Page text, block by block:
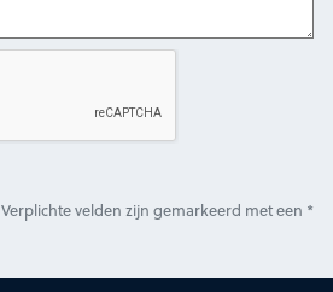
Verplichte velden zijn gemarkeerd met een *